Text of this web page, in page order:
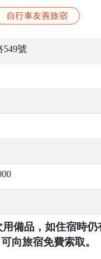
自行車友善旅宿
549號
備品，如住宿時仍
可向旅宿免費索取。